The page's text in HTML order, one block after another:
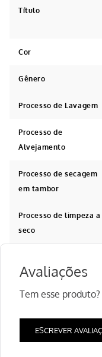
Título
Cor
Gênero
Processo de Lavagem
Processo de
Alvejamento
Processo de secagem
em tambor
Processo de limpeza a
seco
Avaliações
Tem esse
ESCREVER